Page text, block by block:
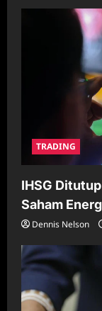
a
TRADING
IHSG
Saham
Dennis Nelson